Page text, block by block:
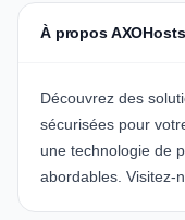
À propos AXOHosts
Découvrez des
sécurisées pour
une technologie de
abordables. Visitez-